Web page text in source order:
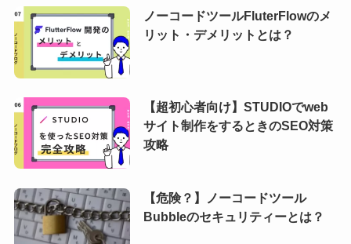
ノーコードツールFluterFlowのメ
リット・デメリットとは？
【超初心者向け】STUDIOでweb
サイト制作をするときのSEO対策
攻略
【危険？】ノーコードツール
Bubbleのセキュリティーとは？